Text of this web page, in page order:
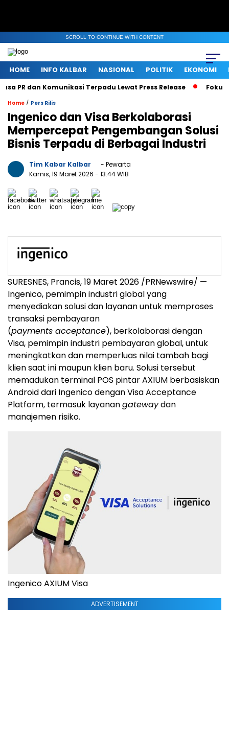
SCROLL TO CONTINUE WITH CONTENT
HOME INFO KALBAR NASIONAL POLITIK EKONOMI
dan Komunikasi Terpadu Lewat Press Release Fokus
Home / Pers Rilis
Ingenico dan Visa Berkolaborasi
Mempercepat Pengembangan Solusi
Bisnis Terpadu di Berbagai Industri
Tim Kabar Kalbar
- Pewarta
Kamis, 19 Maret 2026 - 13:44 WIB
SURESNES, Prancis, 19 Maret 2026 /PRNewswire/ —
Ingenico, pemimpin industri global yang
menyediakan solusi dan layanan untuk memproses
transaksi pembayaran
(payments acceptance), berkolaborasi dengan
Visa, pemimpin industri pembayaran global, untuk
meningkatkan dan memperluas nilai tambah bagi
klien saat ini maupun klien baru. Solusi tersebut
memadukan terminal POS pintar AXIUM berbasiskan
Android dari Ingenico dengan Visa Acceptance
Platform, termasuk layanangatewaydan
manajemen risiko.
Ingenico AXIUM Visa
ADVERTISEMENT